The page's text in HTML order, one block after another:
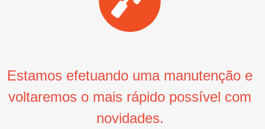
Estamos efetuando uma manutenção e
voltaremos o mais rápido possível com
novidades.